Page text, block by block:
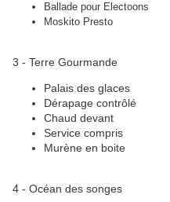
Ballade pour Electoons
Moskito Presto
3 - Terre Gourmande
Palais des glaces
Dérapage contrôlé
Chaud devant
Service compris
Murène en boite
4 - Océan des songes